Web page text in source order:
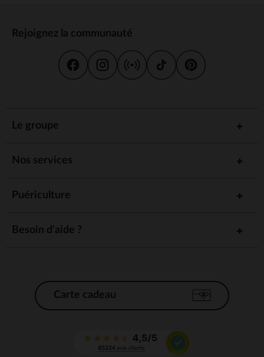
Rejoignez la communauté
Le groupe
Nos services
Puériculture
Besoin d'aide ?
Carte cadeau